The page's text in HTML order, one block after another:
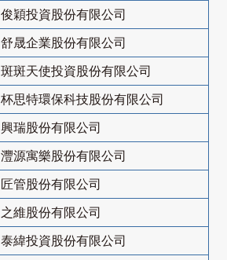
俊穎投資股份有限公司
舒晟企業股份有限公司
斑斑天使投資股份有限公司
杯思特環保科技股份有限公司
興瑞股份有限公司
灃源寓樂股份有限公司
匠管股份有限公司
之維股份有限公司
泰緯投資股份有限公司